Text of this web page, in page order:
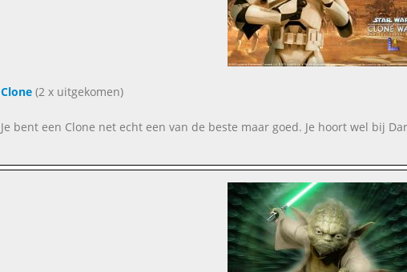
Clone(2 x uitgekomen)
Je bent een Clone net echt een van de beste maar goed. Je hoort wel bij